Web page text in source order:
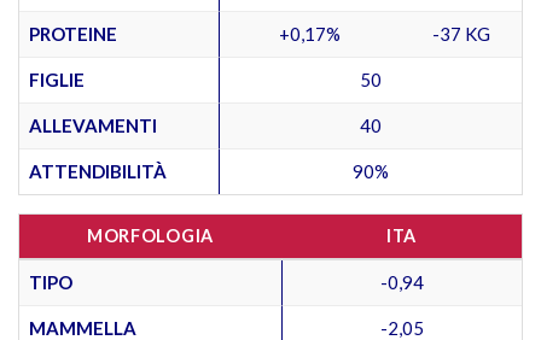
PROTEINE +0,17% -37 KG
FIGLIE 50
ALLEVAMENTI 40
ATTENDIBILITÀ 90%
MORFOLOGIA ITA
TIPO -0,94
MAMMELLA -2,05